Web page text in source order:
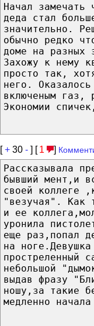
Начал замечать
деда стал
значительно.
обычно редко
доме на разных
Захожу к нему
просто так,
него.
включеным газ,
Экономии
[+ 30 - ] [ 1 ]
Рассказывала
бывший мент,и
своей коллеге
"везучая". Как
и ее
уронила
еще раз,попал
на
простреленный
небольшой
выдав фразу
ношу,за такие
медленно